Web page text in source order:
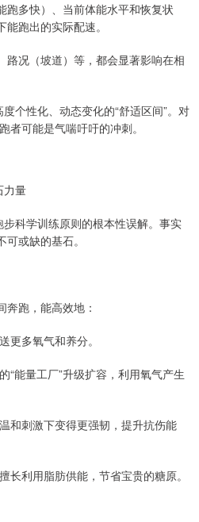
跑多快）、当前体能水平和恢复状
跑出的实际配速。
路况（坡道）等，都会显著影响在相
个性化、动态变化的“舒适区间”。对
者可能是气喘吁吁的冲刺。
力量
步科学训练原则的根本性误解。事实
或缺的基石。
跑，能高效地：
更多氧气和养分。
“能量工厂”升级扩容，利用氧气产生
和刺激下变得更强韧，提升抗伤能
长利用脂肪供能，节省宝贵的糖原。